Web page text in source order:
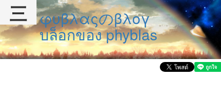
φυβλαςのβλογ
บล็อกของ phyblas
三